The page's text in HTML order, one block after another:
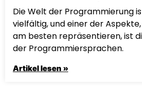
Die Welt der Programmierung
vielfältig, und einer der
am besten repräsentieren, ist
der Programmiersprachen.
Artikel lesen »